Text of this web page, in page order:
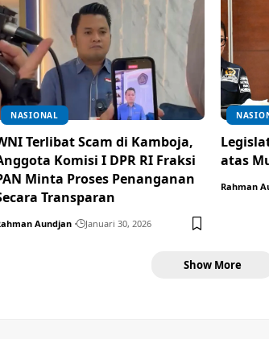
NASIONAL
Terlibat Scam di Kamboja,
Komisi I DPR RI Fraksi
Minta Proses Penanganan
Transparan
Aundjan Januari 30, 2026
atas
Rahman
Show More